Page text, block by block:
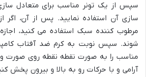
سازی آن استفاده نمایید. پس از آن، اگر
مرطوب کننده سبک استفاده می کنید،
شوند. سپس نوبت به کرم ضد آفتاب
مناسب را به صورت نقطه نقطه روی صورت و
آرامی و با حرکات رو به بالا و بیرون پخش